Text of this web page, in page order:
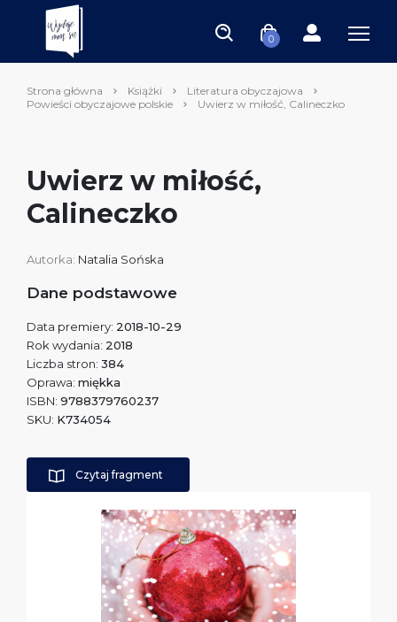
0
Strona główna Książki
Literatura obyczajowa
Powieści obyczajowe polskie
Uwierz w miłość, Calineczko
Uwierz w miłość,
Calineczko
Autorka: Natalia Sońska
Dane podstawowe
Data premiery: 2018-10-29
Rok wydania: 2018
Liczba stron: 384
Oprawa: miękka
ISBN: 9788379760237
SKU: K734054
Czytaj fragment